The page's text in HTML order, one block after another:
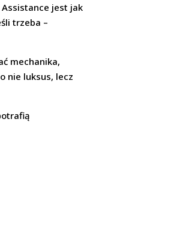
jest jak
trzeba –
mechanika,
nie luksus, lecz